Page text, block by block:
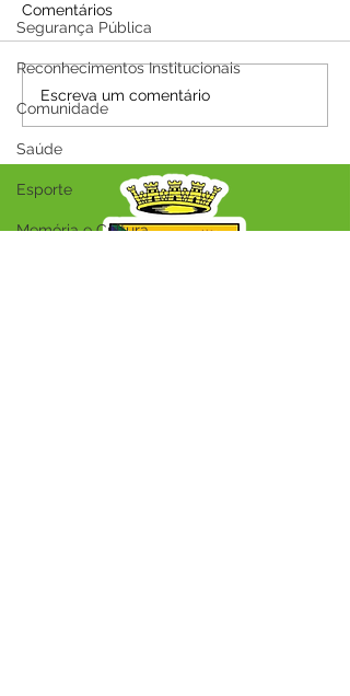
Segurança Pública
Reconhecimentos Institucionais
Comunidade
Saúde
Esporte
Memória e Cultura
A Prefeitura Municipal
de Capixaba informa que
será ponto facultativo no
dia 29/06/2026
Comentários
Escreva um comentário